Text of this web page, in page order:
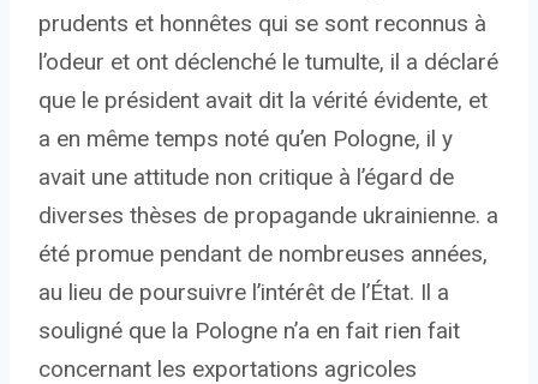
prudents et honnêtes qui se sont reconnus à
l’odeur et ont déclenché le tumulte, il a déclaré
que le président avait dit la vérité évidente, et
a en même temps noté qu’en Pologne, il y
avait une attitude non critique à l’égard de
diverses thèses de propagande ukrainienne. a
été promue pendant de nombreuses années,
au lieu de poursuivre l’intérêt de l’État. Il a
souligné que la Pologne n’a en fait rien fait
concernant les exportations agricoles